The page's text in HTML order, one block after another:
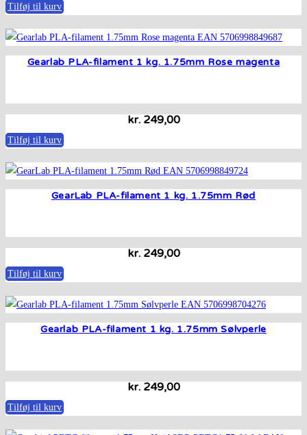
Tilføj til kurv
Gearlab PLA-filament 1 kg. 1.75mm Rose magenta
kr.249,00
Tilføj til kurv
GearLab PLA-filament 1 kg. 1.75mm Rød
kr.249,00
Tilføj til kurv
Gearlab PLA-filament 1 kg. 1.75mm Sølvperle
kr.249,00
Tilføj til kurv